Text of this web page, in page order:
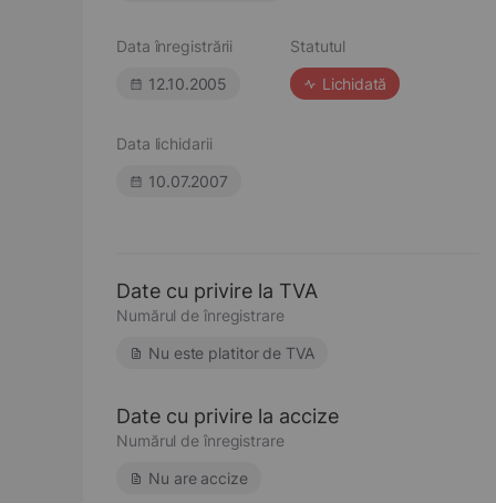
Data înregistrării
12.10.2005
Statutul
Lichidată
Data lichidarii
10.07.2007
Date cu privire la TVA
Numărul de înregistrare
Nu este platitor de TVA
Date cu privire la accize
Numărul de înregistrare
Nu are accize